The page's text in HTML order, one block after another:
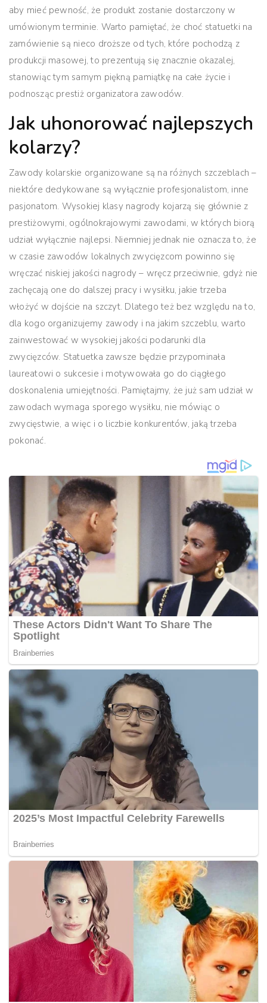
aby mieć pewność, że produkt zostanie dostarczony w
umówionym terminie. Warto pamiętać, że choć statuetki na
zamówienie są nieco droższe od tych, które pochodzą z
produkcji masowej, to prezentują się znacznie okazalej,
stanowiąc tym samym piękną pamiątkę na całe życie i
podnosząc prestiż organizatora zawodów.
Jak uhonorować najlepszych
kolarzy?
Zawody kolarskie organizowane są na różnych szczeblach –
niektóre dedykowane są wyłącznie profesjonalistom, inne
pasjonatom. Wysokiej klasy nagrody kojarzą się głównie z
prestiżowymi, ogólnokrajowymi zawodami, w których biorą
udział wyłącznie najlepsi. Niemniej jednak nie oznacza to, że
w czasie zawodów lokalnych zwycięzcom powinno się
wręczać niskiej jakości nagrody – wręcz przeciwnie, gdyż nie
zachęcają one do dalszej pracy i wysiłku, jakie trzeba
włożyć w dojście na szczyt. Dlatego też bez względu na to,
dla kogo organizujemy zawody i na jakim szczeblu, warto
zainwestować w wysokiej jakości podarunki dla
zwycięzców. Statuetka zawsze będzie przypominała
laureatowi o sukcesie i motywowała go do ciągłego
doskonalenia umiejętności. Pamiętajmy, że już sam udział w
zawodach wymaga sporego wysiłku, nie mówiąc o
zwycięstwie, a więc i o liczbie konkurentów, jaką trzeba
pokonać.